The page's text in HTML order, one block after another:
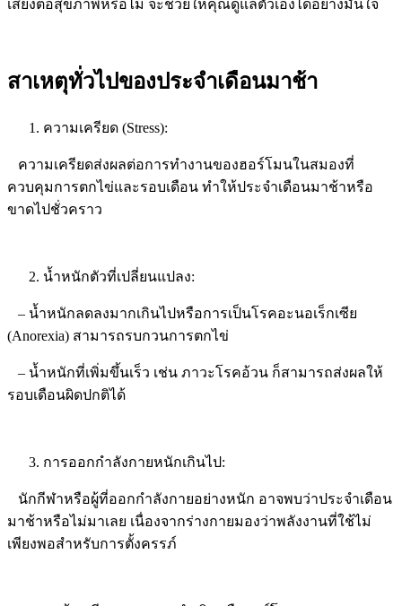
เสี่ยงต่อสุขภาพหรือไม่ จะช่วยให้คุณดูแลตัวเองได้อย่างมั่นใจ
สาเหตุทั่วไปของประจำเดือนมาช้า
ความเครียด (Stress):
ความเครียดส่งผลต่อการทำงานของฮอร์โมนในสมองที่
ควบคุมการตกไข่และรอบเดือน ทำให้ประจำเดือนมาช้าหรือ
ขาดไปชั่วคราว
น้ำหนักตัวที่เปลี่ยนแปลง:
– น้ำหนักลดลงมากเกินไปหรือการเป็นโรคอะนอเร็กเซีย
(Anorexia) สามารถรบกวนการตกไข่
– น้ำหนักที่เพิ่มขึ้นเร็ว เช่น ภาวะโรคอ้วน ก็สามารถส่งผลให้
รอบเดือนผิดปกติได้
การออกกำลังกายหนักเกินไป:
นักกีฬาหรือผู้ที่ออกกำลังกายอย่างหนัก อาจพบว่าประจำเดือน
มาช้าหรือไม่มาเลย เนื่องจากร่างกายมองว่าพลังงานที่ใช้ไม่
เพียงพอสำหรับการตั้งครรภ์